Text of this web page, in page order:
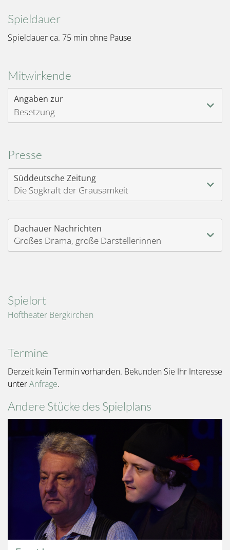
Spieldauer
Spieldauer ca. 75 min ohne Pause
Mitwirkende
Angaben zur
Besetzung
Presse
Süddeutsche Zeitung
Die Sogkraft der Grausamkeit
Dachauer Nachrichten
Großes Drama, große Darstellerinnen
Spielort
Hoftheater Bergkirchen
Termine
Derzeit kein Termin vorhanden. Bekunden Sie Ihr Interesse
unterAnfrage.
Andere Stücke des Spielplans